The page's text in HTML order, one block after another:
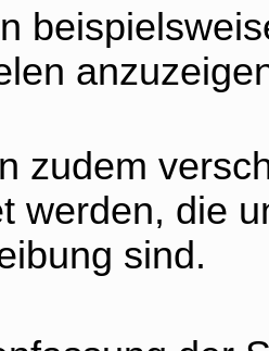
zudem
werden, die
sind.